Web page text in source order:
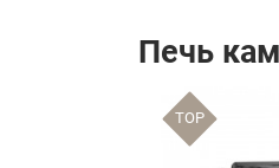
Печь
TOP